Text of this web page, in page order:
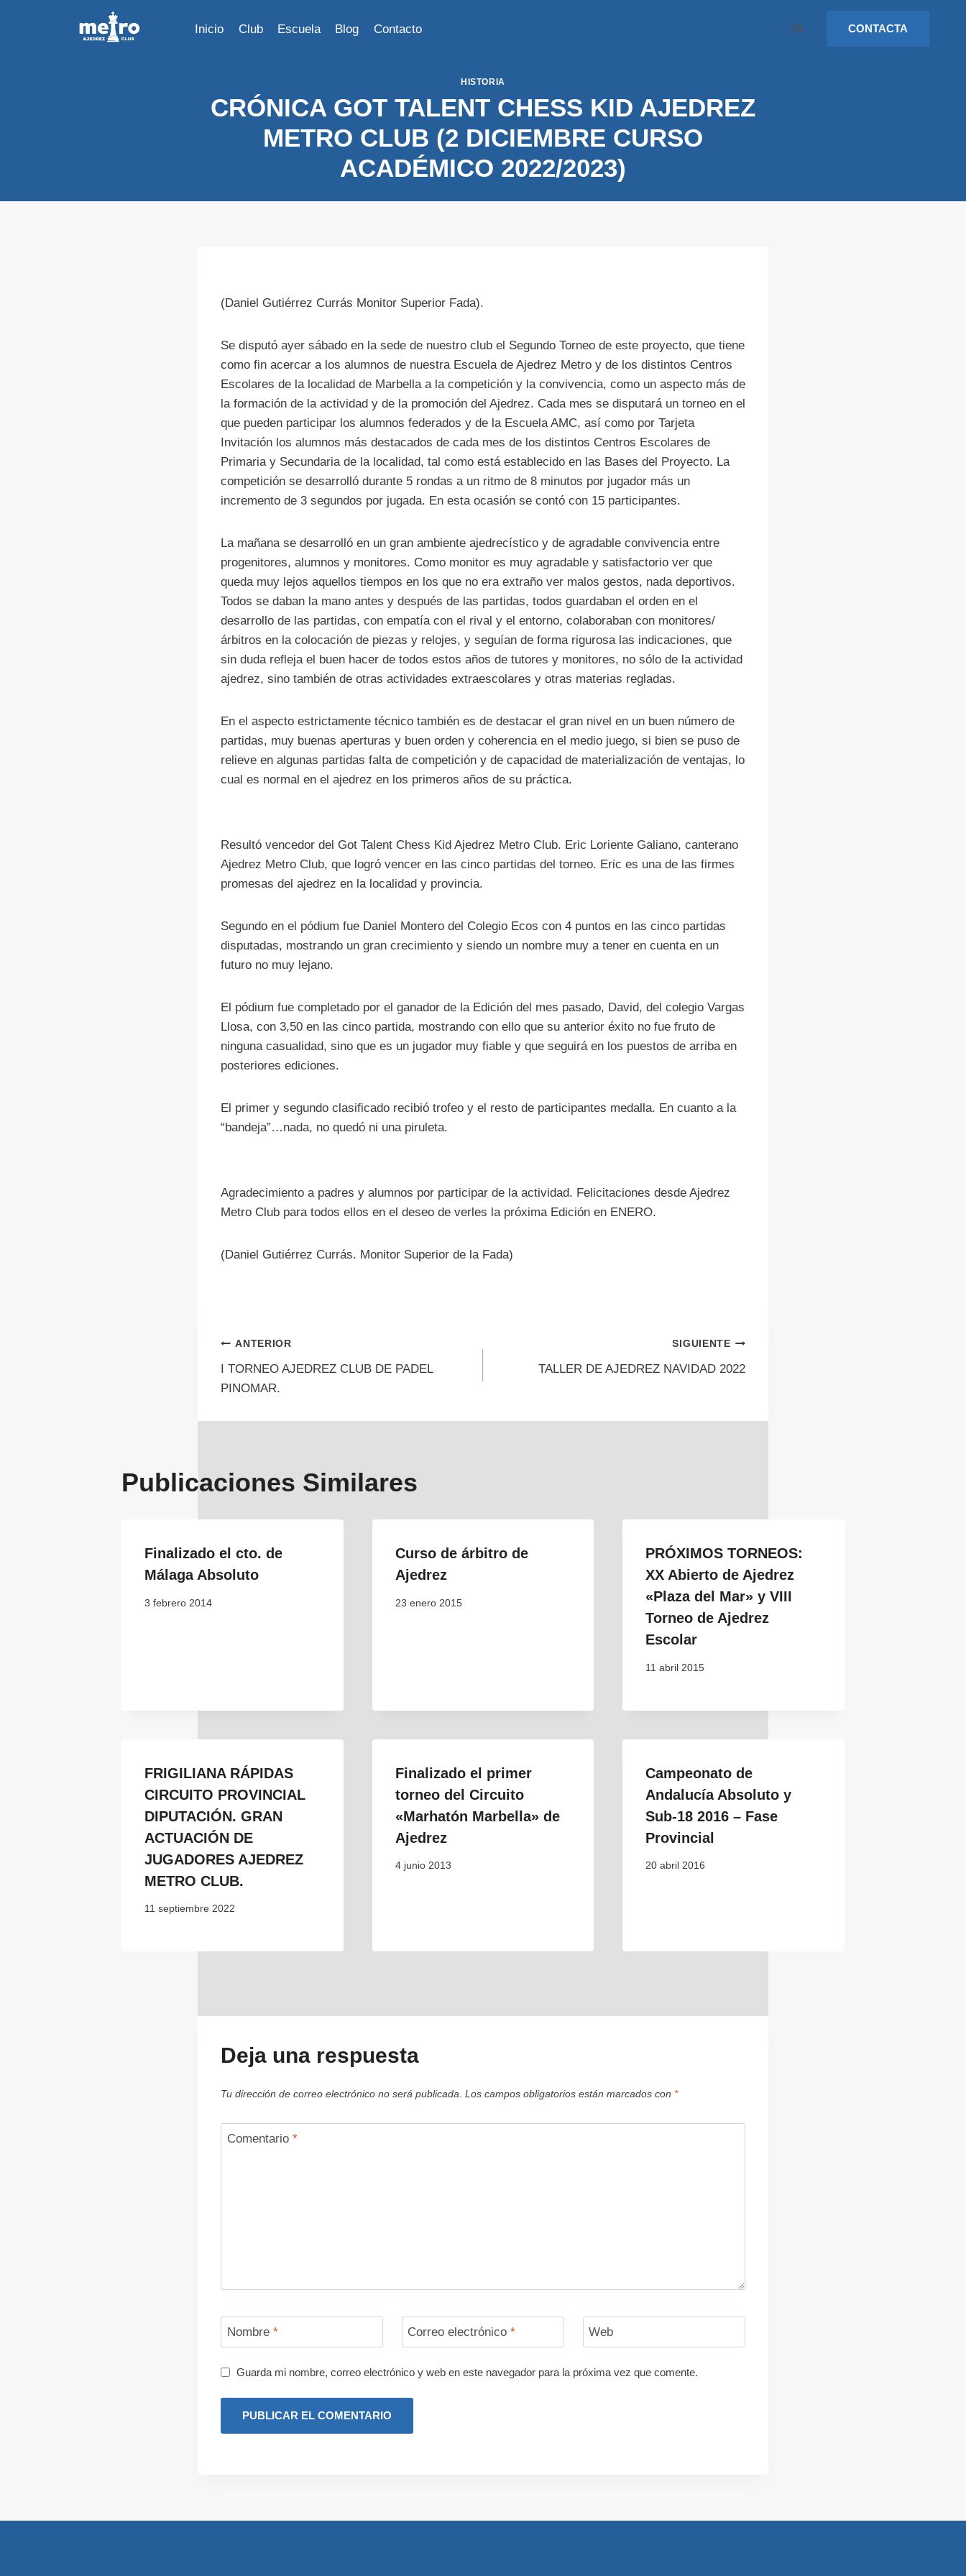
Inicio Club Escuela Blog Contacto CONTACTA
HISTORIA
CRÓNICA GOT TALENT CHESS KID AJEDREZ
METRO CLUB (2 DICIEMBRE CURSO
ACADÉMICO 2022/2023)
(Daniel Gutiérrez Currás Monitor Superior Fada).
Se disputó ayer sábado en la sede de nuestro club el Segundo Torneo de este proyecto, que tiene
como fin acercar a los alumnos de nuestra Escuela de Ajedrez Metro y de los distintos Centros
Escolares de la localidad de Marbella a la competición y la convivencia, como un aspecto más de
la formación de la actividad y de la promoción del Ajedrez. Cada mes se disputará un torneo en el
que pueden participar los alumnos federados y de la Escuela AMC, así como por Tarjeta
Invitación los alumnos más destacados de cada mes de los distintos Centros Escolares de
Primaria y Secundaria de la localidad, tal como está establecido en las Bases del Proyecto. La
competición se desarrolló durante 5 rondas a un ritmo de 8 minutos por jugador más un
incremento de 3 segundos por jugada. En esta ocasión se contó con 15 participantes.
La mañana se desarrolló en un gran ambiente ajedrecístico y de agradable convivencia entre
progenitores, alumnos y monitores. Como monitor es muy agradable y satisfactorio ver que
queda muy lejos aquellos tiempos en los que no era extraño ver malos gestos, nada deportivos.
Todos se daban la mano antes y después de las partidas, todos guardaban el orden en el
desarrollo de las partidas, con empatía con el rival y el entorno, colaboraban con monitores/
árbitros en la colocación de piezas y relojes, y seguían de forma rigurosa las indicaciones, que
sin duda refleja el buen hacer de todos estos años de tutores y monitores, no sólo de la actividad
ajedrez, sino también de otras actividades extraescolares y otras materias regladas.
En el aspecto estrictamente técnico también es de destacar el gran nivel en un buen número de
partidas, muy buenas aperturas y buen orden y coherencia en el medio juego, si bien se puso de
relieve en algunas partidas falta de competición y de capacidad de materialización de ventajas, lo
cual es normal en el ajedrez en los primeros años de su práctica.
Resultó vencedor del Got Talent Chess Kid Ajedrez Metro Club. Eric Loriente Galiano, canterano
Ajedrez Metro Club, que logró vencer en las cinco partidas del torneo. Eric es una de las firmes
promesas del ajedrez en la localidad y provincia.
Segundo en el pódium fue Daniel Montero del Colegio Ecos con 4 puntos en las cinco partidas
disputadas, mostrando un gran crecimiento y siendo un nombre muy a tener en cuenta en un
futuro no muy lejano.
El pódium fue completado por el ganador de la Edición del mes pasado, David, del colegio Vargas
Llosa, con 3,50 en las cinco partida, mostrando con ello que su anterior éxito no fue fruto de
ninguna casualidad, sino que es un jugador muy fiable y que seguirá en los puestos de arriba en
posteriores ediciones.
El primer y segundo clasificado recibió trofeo y el resto de participantes medalla. En cuanto a la
“bandeja”…nada, no quedó ni una piruleta.
Agradecimiento a padres y alumnos por participar de la actividad. Felicitaciones desde Ajedrez
Metro Club para todos ellos en el deseo de verles la próxima Edición en ENERO.
(Daniel Gutiérrez Currás. Monitor Superior de la Fada)
Navegación
de
entradas
ANTERIOR
I TORNEO AJEDREZ CLUB DE PADEL
PINOMAR.
SIGUIENTE
TALLER DE AJEDREZ NAVIDAD 2022
Publicaciones Similares
Finalizado el cto. de
Málaga Absoluto
3 febrero 2014
Curso de árbitro de
Ajedrez
23 enero 2015
PRÓXIMOS TORNEOS:
XX Abierto de Ajedrez
«Plaza del Mar» y VIII
Torneo de Ajedrez
Escolar
11 abril 2015
FRIGILIANA RÁPIDAS
CIRCUITO PROVINCIAL
DIPUTACIÓN. GRAN
ACTUACIÓN DE
JUGADORES AJEDREZ
METRO CLUB.
11 septiembre 2022
Finalizado el primer
torneo del Circuito
«Marhatón Marbella» de
Ajedrez
4 junio 2013
Campeonato de
Andalucía Absoluto y
Sub-18 2016 – Fase
Provincial
20 abril 2016
Deja una respuesta
Tu dirección de correo electrónico no será publicada. Los campos obligatorios están marcados con *
Comentario *
Nombre * Correo electrónico* Web
Guarda mi nombre, correo electrónico y web en este navegador para la próxima vez que comente.